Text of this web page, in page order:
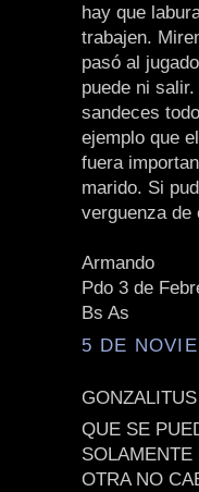
hay que
trabajen.
pasó al
puede ni
sandeces
ejemplo que
fuera
marido. Si
verguenza de
Armando
Pdo 3 de
Bs As
5 DE
QUE SE
OTRA NO